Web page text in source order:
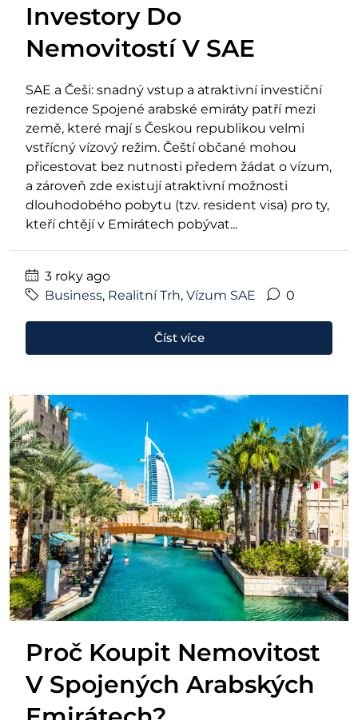
Investory Do
Nemovitostí V SAE
SAE a Češi: snadný vstup a atraktivní investiční
rezidence Spojené arabské emiráty patří mezi
země, které mají s Českou republikou velmi
vstřícný vízový režim. Čeští občané mohou
přicestovat bez nutnosti předem žádat o vízum,
a zároveň zde existují atraktivní možnosti
dlouhodobého pobytu (tzv. resident visa) pro ty,
kteří chtějí v Emirátech pobývat...
3 roky ago
Business, Realitní Trh, Vízum SAE 0
Číst více
Proč Koupit Nemovitost
V Spojených Arabských